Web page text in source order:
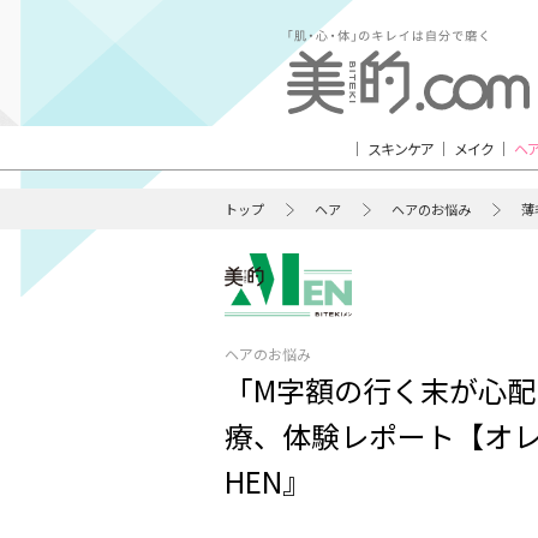
スキンケア メイク ヘ
トップ ヘア ヘアのお悩み 薄
ヘアのお悩み
「M字額の行く末が心
療、体験レポート【オ
HEN』